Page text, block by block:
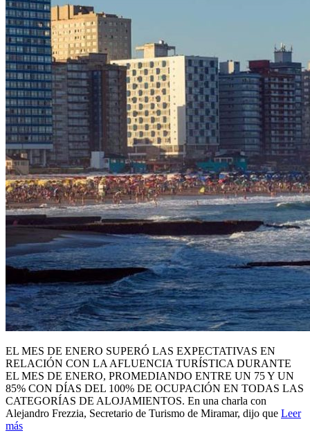
EL MES DE ENERO SUPERÓ LAS EXPECTATIVAS EN
RELACIÓN CON LA AFLUENCIA TURÍSTICA DURANTE
EL MES DE ENERO, PROMEDIANDO ENTRE UN 75 Y UN
85% CON DÍAS DEL 100% DE OCUPACIÓN EN TODAS LAS
CATEGORÍAS DE ALOJAMIENTOS. En una charla con
Alejandro Frezzia, Secretario de Turismo de Miramar, dijo que Leer
más